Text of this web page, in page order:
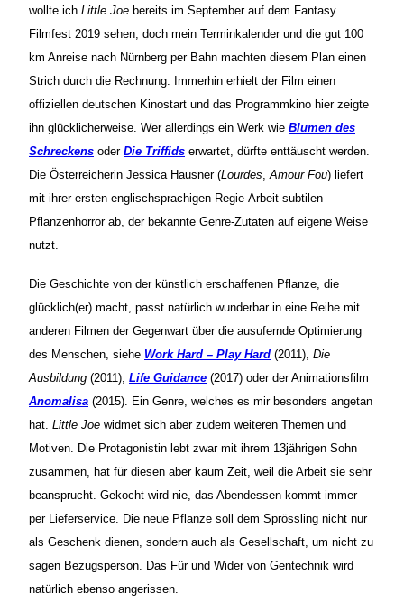
wollte ich Little Joe bereits im September auf dem Fantasy
Filmfest 2019 sehen, doch mein Terminkalender und die gut 100
km Anreise nach Nürnberg per Bahn machten diesem Plan einen
Strich durch die Rechnung. Immerhin erhielt der Film einen
offiziellen deutschen Kinostart und das Programmkino hier zeigte
ihn glücklicherweise. Wer allerdings ein Werk wie Blumen des
Schreckens oder Die Triffids erwartet, dürfte enttäuscht werden.
Die Österreicherin Jessica Hausner (Lourdes,Amour Fou) liefert
mit ihrer ersten englischsprachigen Regie-Arbeit subtilen
Pflanzenhorror ab, der bekannte Genre-Zutaten auf eigene Weise
nutzt.
Die Geschichte von der künstlich erschaffenen Pflanze, die
glücklich(er) macht, passt natürlich wunderbar in eine Reihe mit
anderen Filmen der Gegenwart über die ausufernde Optimierung
des Menschen, siehe Work Hard – Play Hard (2011), Die
Ausbildung (2011), Life Guidance (2017) oder der Animationsfilm
Anomalisa (2015). Ein Genre, welches es mir besonders angetan
hat. Little Joe widmet sich aber zudem weiteren Themen und
Motiven. Die Protagonistin lebt zwar mit ihrem 13jährigen Sohn
zusammen, hat für diesen aber kaum Zeit, weil die Arbeit sie sehr
beansprucht. Gekocht wird nie, das Abendessen kommt immer
per Lieferservice. Die neue Pflanze soll dem Sprössling nicht nur
als Geschenk dienen, sondern auch als Gesellschaft, um nicht zu
sagen Bezugsperson. Das Für und Wider von Gentechnik wird
natürlich ebenso angerissen.